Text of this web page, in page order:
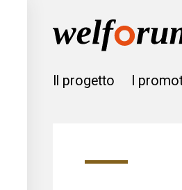
Il progetto I